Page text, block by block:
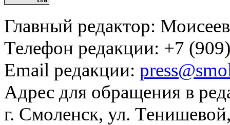
Главный редактор:
Телефон редакции: +7
Email редакции:
Адрес для обращения в
г. Смоленск, ул.